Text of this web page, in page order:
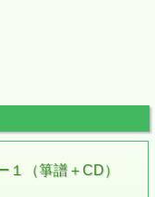
１（箏譜＋CD）